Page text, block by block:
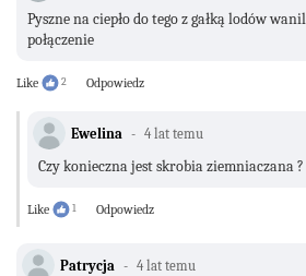
Pyszne na ciepło do tego z gałką lodów
połączenie
Like 2 Odpowiedz
Ewelina 4 lat temu
Czy konieczna jest skrobia ziemniaczana ?
Like 1 Odpowiedz
Patrycja 4 lat temu